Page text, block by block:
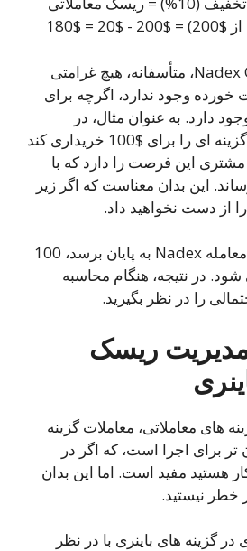
با Nadex Options Trading، متأسفانه، هیچ غرامتی
وجود ندارد، اگرچه برای
دارد. به عنوان مثال، در
، اگر مشتری گزینه ای را برای $100 خریداری کند
مشتری این فرصت را دارد که با
این بدان معناست که اگر زیر
از دست نخواهید داد.
بنابراین، هر زمان که معامله Nadex به پایان برسد، 100
شود. در نتیجه، هنگام محاسبه
را در نظر بگیرید.
ریسک
های معاملاتی، معاملات گزینه
تر برای اجرا است، که اگر در
هستید مفید است. اما این بدان
خطر نیستید.
گزینه های باینری با در نظر